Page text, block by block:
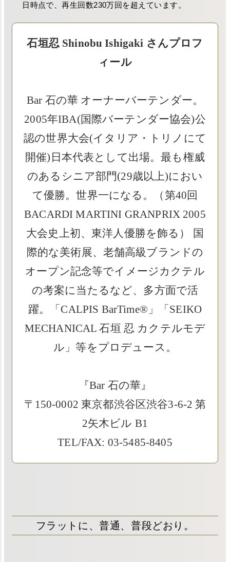
日時点で、再生回数230万回を超えています。
石垣忍 Shinobu Ishigaki さんプロフ
ィール
Bar 石の華 オーナーバーテンダー。
2005年IBA(国際バーテンダー協会)公
認の世界大会(イタリア・トリノにて
開催)日本代表として出場。最も権威
のあるシニア部門(29歳以上)におい
て優勝。世界一になる。（第40回
BACARDI MARTINI GRANPRIX 2005
大会史上初、東洋人優勝を飾る） 国
際的な美術展、老舗高級ブランドの
オープン記念等でイメージカクテル
の考案に当たるなど、多方面で活
躍。「CALPIS BarTime®」「SEIKO
MECHANICAL 石垣 忍 カクテルモデ
ル」等をプロデュース。
『Bar 石の華』
〒150-0002 東京都渋谷区渋谷3-6-2 第
2矢木ビル B1
TEL/FAX: 03-5485-8405
フラットに、普通、普段どおり。